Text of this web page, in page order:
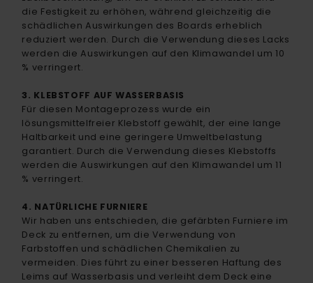
die Festigkeit zu erhöhen, während gleichzeitig die
schädlichen Auswirkungen des Boards erheblich
reduziert werden. Durch die Verwendung dieses Lacks
werden die Auswirkungen auf den Klimawandel um 10
% verringert.
3. KLEBSTOFF AUF WASSERBASIS
Für diesen Montageprozess wurde ein
lösungsmittelfreier Klebstoff gewählt, der eine lange
Haltbarkeit und eine geringere Umweltbelastung
garantiert. Durch die Verwendung dieses Klebstoffs
werden die Auswirkungen auf den Klimawandel um 11
% verringert.
4. NATÜRLICHE FURNIERE
Wir haben uns entschieden, die gefärbten Furniere im
Deck zu entfernen, um die Verwendung von
Farbstoffen und schädlichen Chemikalien zu
vermeiden. Dies führt zu einer besseren Haftung des
Leims auf Wasserbasis und verleiht dem Deck eine